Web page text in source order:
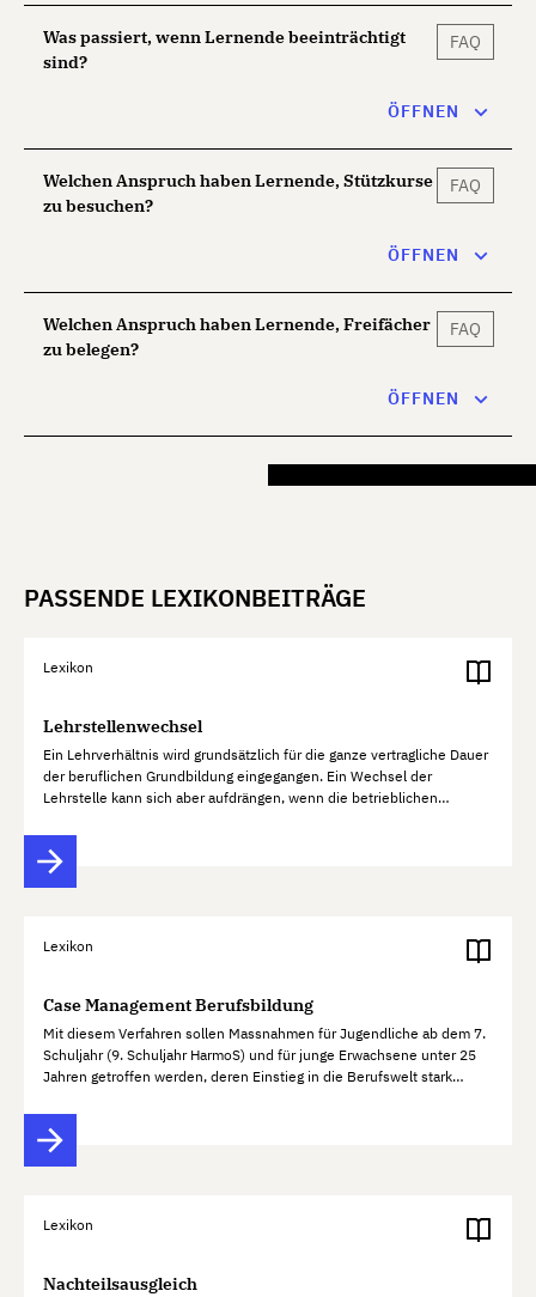
FAQ
Was passiert, wenn Lernende beeinträchtigt
sind?
ÖFFNEN
FAQ
Welchen Anspruch haben Lernende, Stützkurse
zu besuchen?
ÖFFNEN
FAQ
Welchen Anspruch haben Lernende, Freifächer
zu belegen?
ÖFFNEN
PASSENDE LEXIKONBEITRÄGE
Lexikon
Lehrstellenwechsel
Ein Lehrverhältnis wird grundsätzlich für die ganze vertragliche Dauer
der beruflichen Grundbildung eingegangen. Ein Wechsel der
Lehrstelle kann sich aber aufdrängen, wenn die betrieblichen
Lexikon
Case Management Berufsbildung
Mit diesem Verfahren sollen Massnahmen für Jugendliche ab dem 7.
Schuljahr (9. Schuljahr HarmoS) und für junge Erwachsene unter 25
Jahren getroffen werden, deren Einstieg in die Berufswelt stark
Lexikon
Nachteilsausgleich